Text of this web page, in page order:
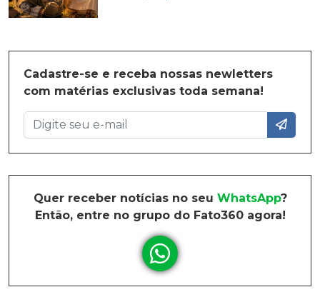
Cadastre-se e receba nossas newletters
com matérias exclusivas toda semana!
Quer receber notícias no seu WhatsApp?
Então, entre no grupo do Fato360 agora!